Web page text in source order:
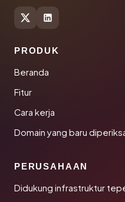
PRODUK
Beranda
Fitur
Cara kerja
Domain yang baru
PERUSAHAAN
Didukung infrastruktur